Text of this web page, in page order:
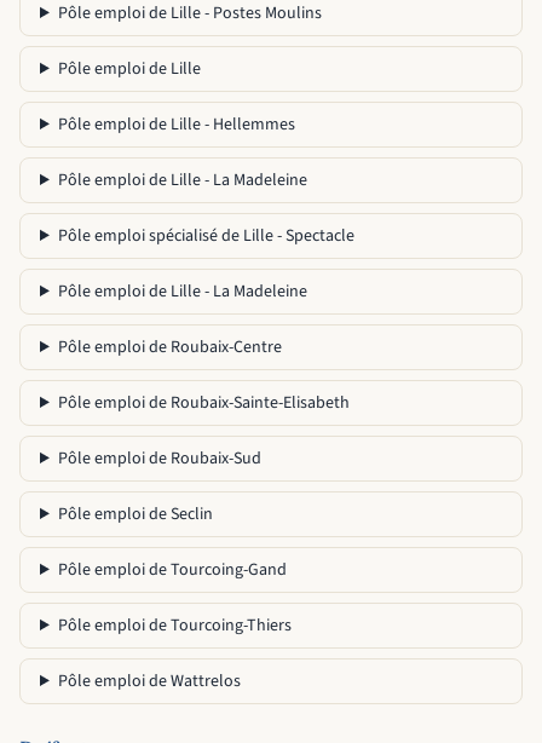
Pôle emploi de Lille - Postes Moulins
Pôle emploi de Lille
Pôle emploi de Lille - Hellemmes
Pôle emploi de Lille - La Madeleine
Pôle emploi spécialisé de Lille - Spectacle
Pôle emploi de Lille - La Madeleine
Pôle emploi de Roubaix-Centre
Pôle emploi de Roubaix-Sainte-Elisabeth
Pôle emploi de Roubaix-Sud
Pôle emploi de Seclin
Pôle emploi de Tourcoing-Gand
Pôle emploi de Tourcoing-Thiers
Pôle emploi de Wattrelos